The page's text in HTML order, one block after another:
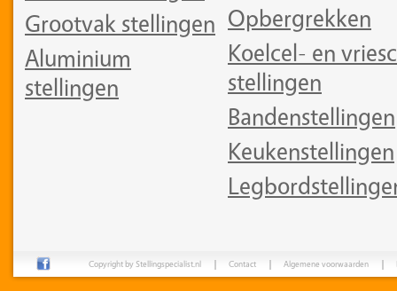
Grootvak stellingen
Aluminium
stellingen
Opbergrekken
Koelcel- en
stellingen
Bandenstellingen
Keukenstellingen
Copyright by Stellingspecialist.nl Contact Algemene voorwaarden